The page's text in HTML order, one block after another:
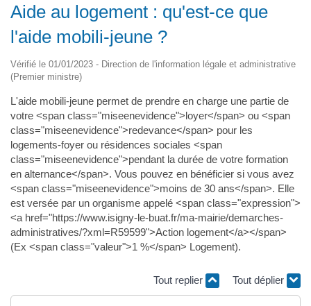
Aide au logement : qu'est-ce que
l'aide mobili-jeune ?
Vérifié le 01/01/2023 - Direction de l'information légale et administrative
(Premier ministre)
L'aide mobili-jeune permet de prendre en charge une partie de
votre <span class="miseenevidence">loyer</span> ou <span
class="miseenevidence">redevance</span> pour les
logements-foyer ou résidences sociales <span
class="miseenevidence">pendant la durée de votre formation
en alternance</span>. Vous pouvez en bénéficier si vous avez
<span class="miseenevidence">moins de 30 ans</span>. Elle
est versée par un organisme appelé <span class="expression">
<a href="https://www.isigny-le-buat.fr/ma-mairie/demarches-
administratives/?xml=R59599">Action logement</a></span>
(Ex <span class="valeur">1 %</span> Logement).
Tout replier Tout déplier